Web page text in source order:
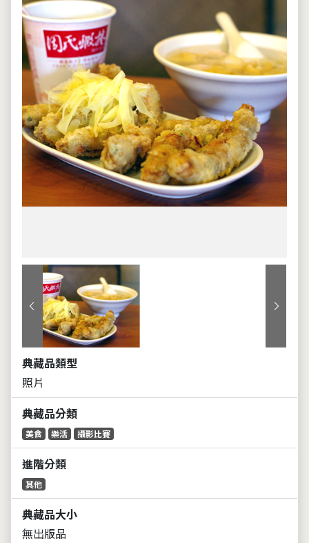
上一張 下一張
典藏品類型
照片
典藏品分類
美食 樂活 攝影比賽
進階分類
其他
典藏品大小
無出版品